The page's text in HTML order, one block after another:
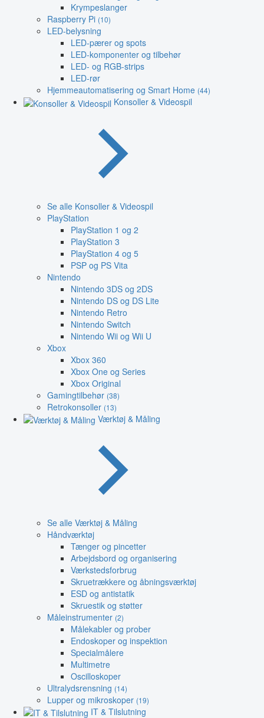
Krympeslanger
Raspberry Pi (10)
LED-belysning
LED-pærer og spots
LED-komponenter og tilbehør
LED- og RGB-strips
LED-rør
Hjemmeautomatisering og Smart Home (44)
Konsoller & Videospil
Se alle Konsoller & Videospil
PlayStation
PlayStation 1 og 2
PlayStation 3
PlayStation 4 og 5
PSP og PS Vita
Nintendo
Nintendo 3DS og 2DS
Nintendo DS og DS Lite
Nintendo Retro
Nintendo Switch
Nintendo Wii og Wii U
Xbox
Xbox 360
Xbox One og Series
Xbox Original
Gamingtilbehør (38)
Retrokonsoller (13)
Værktøj & Måling
Se alle Værktøj & Måling
Håndværktøj
Tænger og pincetter
Arbejdsbord og organisering
Værkstedsforbrug
Skruetrækkere og åbningsværktøj
ESD og antistatik
Skruestik og støtter
Måleinstrumenter (2)
Målekabler og prober
Endoskoper og inspektion
Specialmålere
Multimetre
Oscilloskoper
Ultralydsrensning (14)
Lupper og mikroskoper (19)
IT & Tilslutning